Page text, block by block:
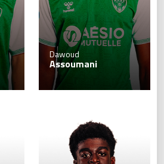
Dawoud
Assoumani